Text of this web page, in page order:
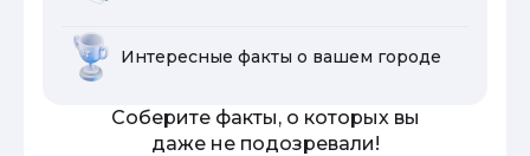
Интересные факты о вашем городе
Соберите факты, о которых вы
даже не подозревали!